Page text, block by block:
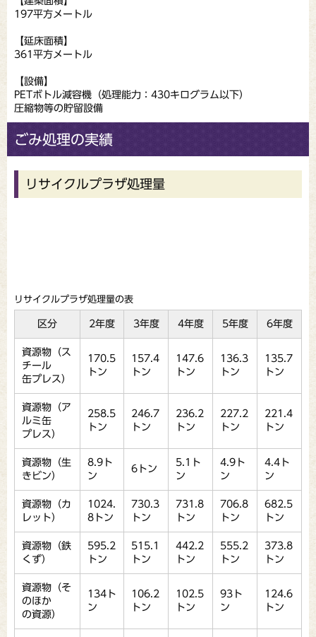
197平方メートル
【延床面積】
361平方メートル
【設備】
PETボトル減容機（処理能力：430キログラム以下）
圧縮物等の貯留設備
ごみ処理の実績
リサイクルプラザ処理量
リサイクルプラザ処理量の表
区分 2年度 3年度 4年度 5年度 6年度
資源物（ス
チール
缶プレス）
170.5
トン
157.4
トン
147.6
トン
136.3
トン
135.7
トン
資源物（ア
ルミ缶
プレス）
258.5
トン
246.7
トン
236.2
トン
227.2
トン
221.4
トン
資源物（生
きビン）
8.9ト
ン
6トン
5.1ト
ン
4.9ト
ン
4.4ト
ン
資源物（カ
レット）
1024.
8トン
730.3
トン
731.8
トン
706.8
トン
682.5
トン
資源物（鉄
くず）
595.2
トン
515.1
トン
442.2
トン
555.2
トン
373.8
トン
資源物（そ
のほか
の資源）
134ト
ン
106.2
トン
102.5
トン
93ト
ン
124.6
トン